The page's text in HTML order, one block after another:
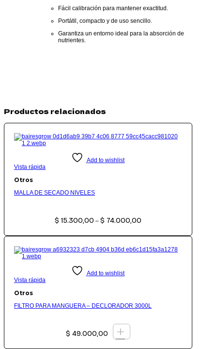
Fácil calibración para mantener exactitud.
Portátil, compacto y de uso sencillo.
Garantiza un entorno ideal para la absorción de
nutrientes.
Productos relacionados
Add to wishlist
Vista rápida
Otros
MALLA DE SECADO NIVELES
$ 15.300,00 – $ 74.000,00de
hasta
$ 74.000,00
Add to wishlist
Vista rápida
Otros
FILTRO PARA MANGUERA – DECLORADOR 3000L
$ 49.000,00 +